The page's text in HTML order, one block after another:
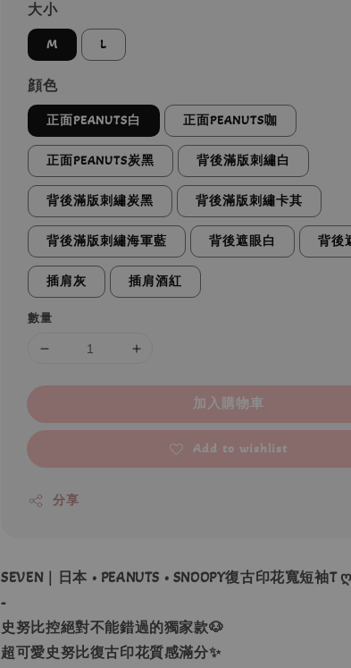
大小
M L
顔色
正面PEANUTS白 正面PEANUTS咖
正面PEANUTS炭黑 背後滿版刺繡白
背後滿版刺繡炭黑 背後滿版刺繡卡其
背後滿版刺繡海軍藍 背後遮眼白 背後
插肩灰 插肩酒紅
數量
加入購物車
Add to wishlist
分享
SEVEN｜日本 • PEANUTS • SNOOPY復古印花寬短袖T ღ
-
史努比控絕對不能錯過的獨家款🐶
超可愛史努比復古印花質感滿分✨